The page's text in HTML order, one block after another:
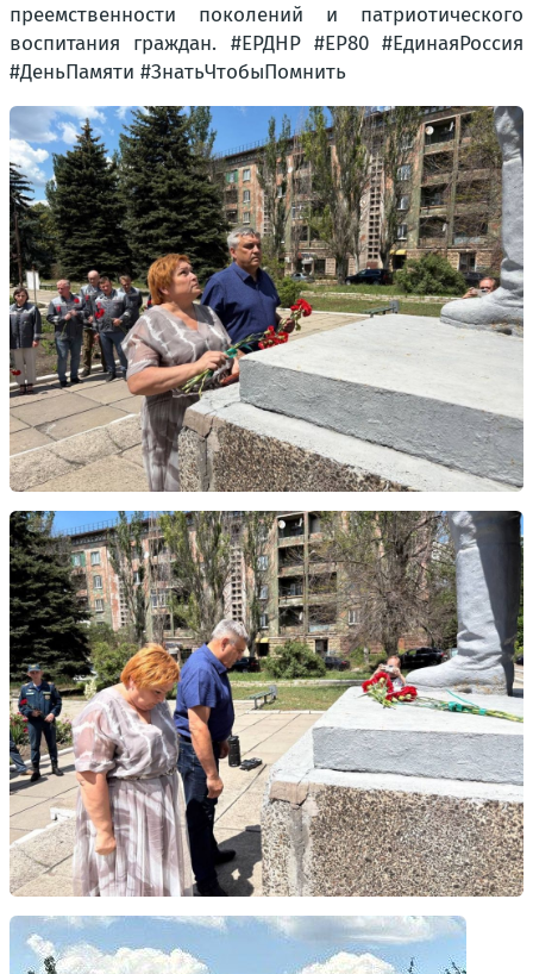
преемственности поколений и патриотического
воспитания граждан. #ЕРДНР #ЕР80 #ЕдинаяРоссия
#ДеньПамяти #ЗнатьЧтобыПомнить